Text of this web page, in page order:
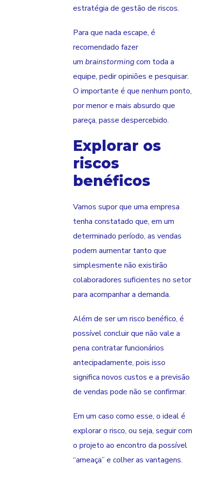
estratégia de gestão de riscos.
Para que nada escape, é
recomendado fazer
um brainstormingcom toda a
equipe, pedir opiniões e pesquisar.
O importante é que nenhum ponto,
por menor e mais absurdo que
pareça, passe despercebido.
Explorar os
riscos
benéficos
Vamos supor que uma empresa
tenha constatado que, em um
determinado período, as vendas
podem aumentar tanto que
simplesmente não existirão
colaboradores suficientes no setor
para acompanhar a demanda.
Além de ser um risco benéfico, é
possível concluir que não vale a
pena contratar funcionários
antecipadamente, pois isso
significa novos custos e a previsão
de vendas pode não se confirmar.
Em um caso como esse, o ideal é
explorar o risco, ou seja, seguir com
o projeto ao encontro da possível
“ameaça” e colher as vantagens.